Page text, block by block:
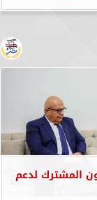
المشترك لدعم